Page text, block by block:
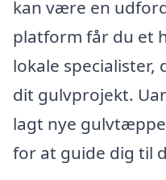
kan være en
platform får du et
lokale
dit gulvprojekt.
lagt nye
for at guide dig til